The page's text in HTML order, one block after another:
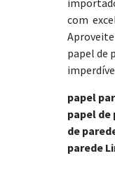
com
papel de
papel
papel de
de
parede